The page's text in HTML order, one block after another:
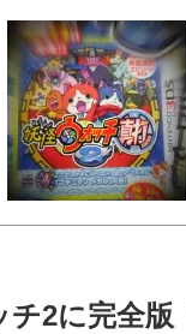
チ2に完全版